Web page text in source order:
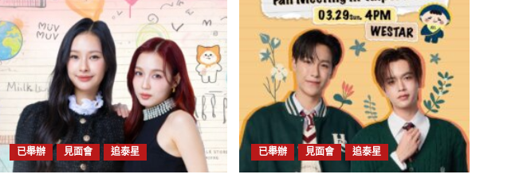
已舉辦 見面會 追泰星 已舉辦 見面會 追泰星